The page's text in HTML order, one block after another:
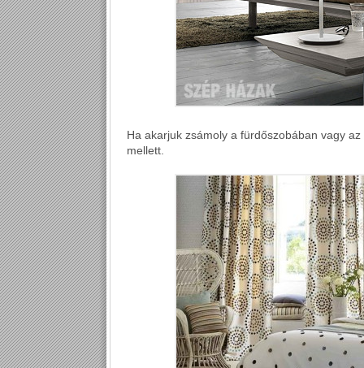
Ha akarjuk zsámoly a fürdőszobában vagy
mellett.